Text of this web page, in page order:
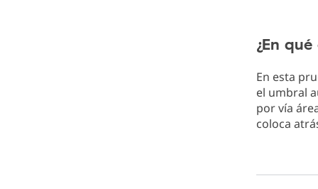
¿En
En esta
el umbral
por vía
coloca